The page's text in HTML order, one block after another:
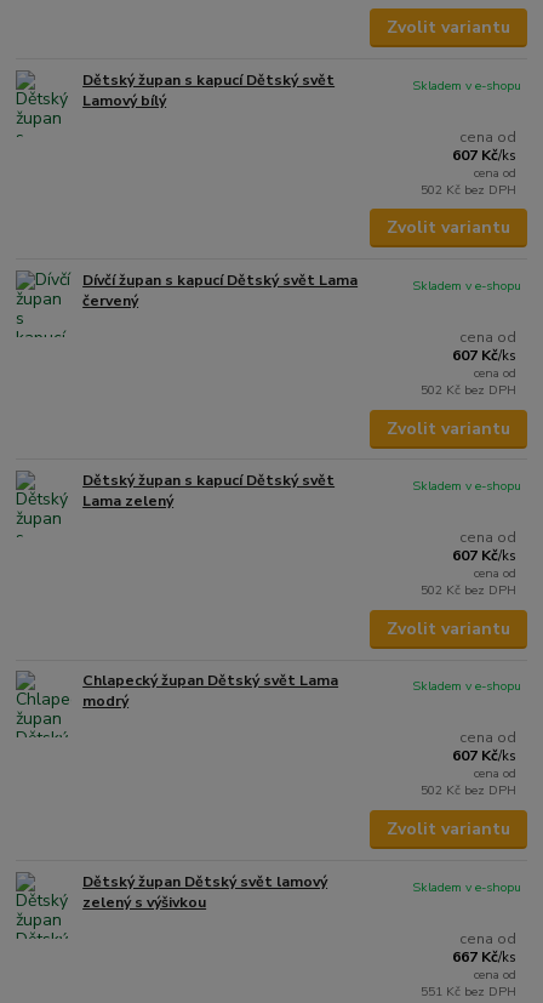
Zvolit variantu
Dětský župan s kapucí Dětský svět
Lamový bílý
cena od
607 Kč/ks
cena od
502 Kč bez DPH
Skladem v e-shopu
Zvolit variantu
Dívčí župan s kapucí Dětský svět Lama
červený
cena od
607 Kč/ks
cena od
502 Kč bez DPH
Skladem v e-shopu
Zvolit variantu
Dětský župan s kapucí Dětský svět
Lama zelený
cena od
607 Kč/ks
cena od
502 Kč bez DPH
Skladem v e-shopu
Zvolit variantu
Chlapecký župan Dětský svět Lama
modrý
cena od
607 Kč/ks
cena od
502 Kč bez DPH
Skladem v e-shopu
Zvolit variantu
Dětský župan Dětský svět lamový
zelený s výšivkou
cena od
667 Kč/ks
cena od
551 Kč bez DPH
Skladem v e-shopu